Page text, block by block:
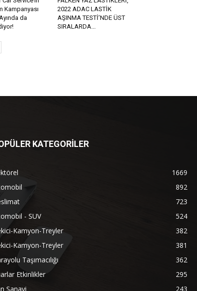
Kampanyası
da
2022 ADAC LASTİK
AŞINMA TESTİ’NDE ÜST
SIRALARDA...
KATEGORİLER
1669
892
723
- SUV
524
Kamyon-Treyler
382
Kamyon-Treyler
381
Taşımacılığı
362
Etkinlikler
295
Sanayi
243